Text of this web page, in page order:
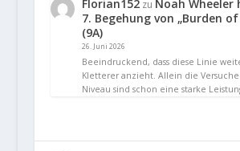
Florian152zu Noah Wheeler
7. Begehung von „Burden
(9A)
26. Juni 2026
Beeindruckend, dass diese Linie
Kletterer anzieht. Allein die
Niveau sind schon eine starke